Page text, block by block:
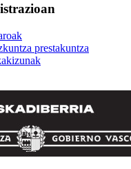
prestakuntza